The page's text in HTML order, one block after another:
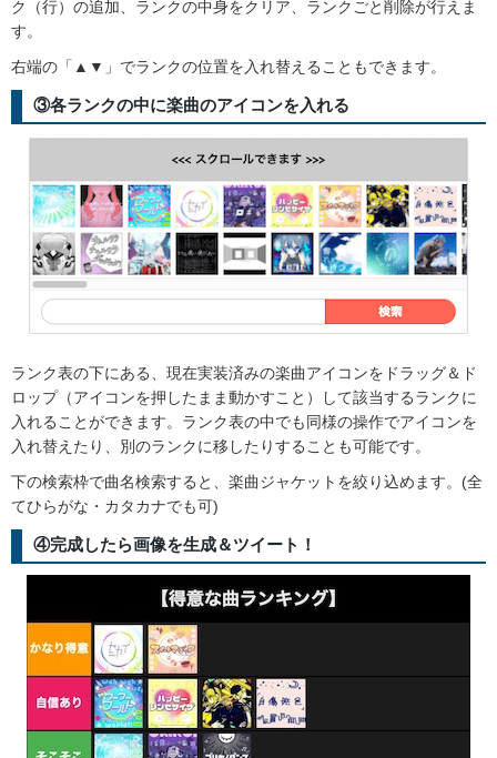
ク（行）の追加、ランクの中身をクリア、ランクごと削除が行えま
す。
右端の「▲▼」でランクの位置を入れ替えることもできます。
③各ランクの中に楽曲のアイコンを入れる
ランク表の下にある、現在実装済みの楽曲アイコンをドラッグ＆ド
ロップ（アイコンを押したまま動かすこと）して該当するランクに
入れることができます。ランク表の中でも同様の操作でアイコンを
入れ替えたり、別のランクに移したりすることも可能です。
下の検索枠で曲名検索すると、楽曲ジャケットを絞り込めます。(全
てひらがな・カタカナでも可)
④完成したら画像を生成＆ツイート！